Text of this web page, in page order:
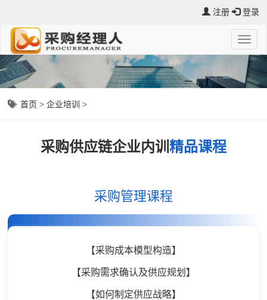
注册 登录
首页 >企业培训 >
采购供应链企业内训 精品课程
采购管理课程
【采购成本模型构造】
【采购需求确认及供应规划】
【如何制定供应战略】